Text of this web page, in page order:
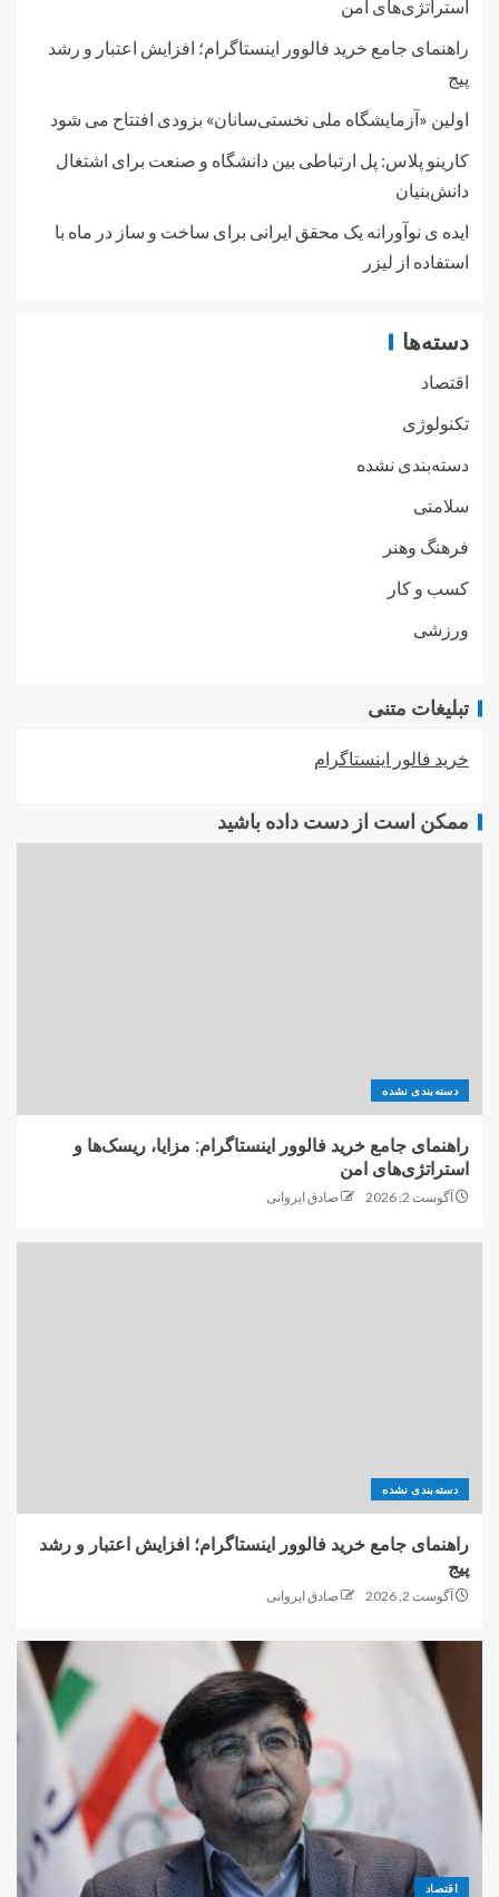
استراتژی‌های امن
راهنمای جامع خرید فالوور اینستاگرام؛ افزایش اعتبار و رشد
پیج
اولین «آزمایشگاه ملی نخستی‌سانان» بزودی افتتاح می شود
کارینو پلاس: پل ارتباطی بین دانشگاه و صنعت برای اشتغال
دانش‌بنیان
ایده ی نوآورانه یک محقق ایرانی برای ساخت و ساز در ماه با
استفاده از لیزر
دسته‌ها
اقتصاد
تکنولوژی
دسته‌بندی نشده
سلامتی
فرهنگ وهنر
کسب و کار
ورزشی
تبلیغات متنی
خرید فالور اینستاگرام
ممکن است از دست داده باشید
دسته‌بندی نشده
راهنمای جامع خرید فالوور اینستاگرام: مزایا، ریسک‌ها و
استراتژی‌های امن
آگوست 2, 2026 صادق ایروانی
دسته‌بندی نشده
راهنمای جامع خرید فالوور اینستاگرام؛ افزایش اعتبار و رشد
پیج
آگوست 2, 2026 صادق ایروانی
اقتصاد